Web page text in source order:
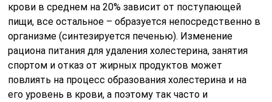
крови в среднем на 20% зависит от поступающей
пищи, все остальное – образуется непосредственно в
организме (синтезируется печенью). Изменение
рациона питания для удаления холестерина, занятия
спортом и отказ от жирных продуктов может
повлиять на процесс образования холестерина и на
его уровень в крови, а поэтому так часто и